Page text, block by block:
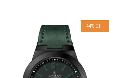
44% OFF